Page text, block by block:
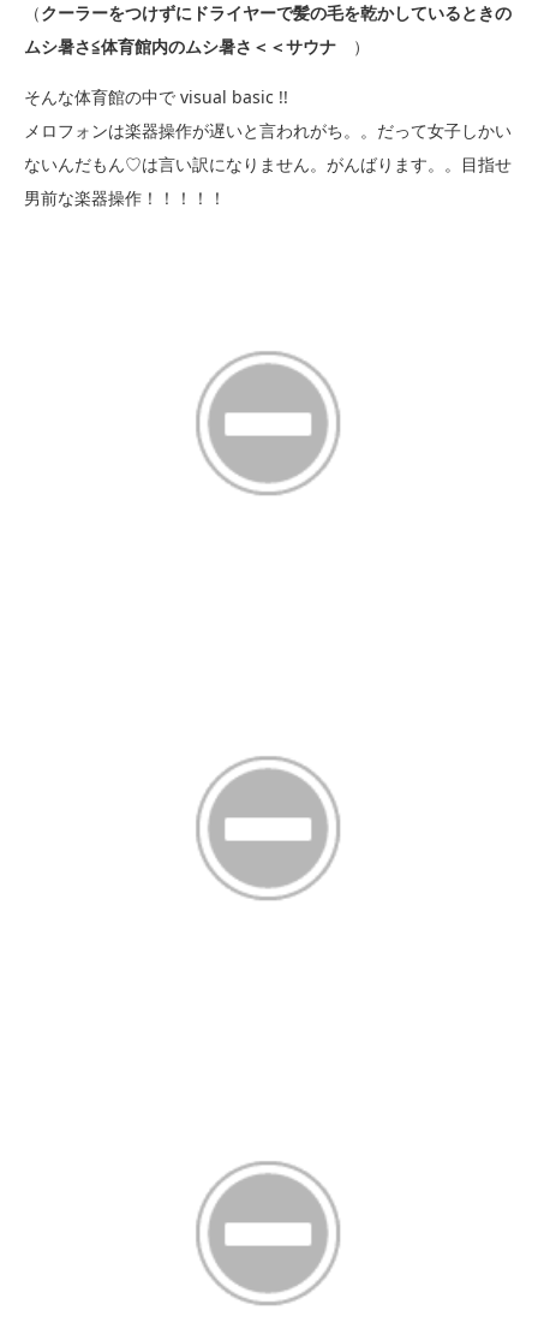
（クーラーをつけずにドライヤーで髪の毛を乾かしているときの
ムシ暑さ≦体育館内のムシ暑さ＜＜サウナ ）
そんな体育館の中で visual basic !!
メロフォンは楽器操作が遅いと言われがち。。だって女子しかい
ないんだもん♡は言い訳になりません。がんばります。。目指せ
男前な楽器操作！！！！！